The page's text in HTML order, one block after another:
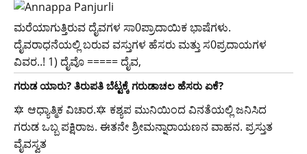
ಮರೆಯಾಗುತ್ತಿರುವ ದೈವಗಳ ಸಾ0ಪ್ರಾದಾಯಿಕ ಭಾಷೆಗಳು.
ದೈವರಾಧನೆಯಲ್ಲಿ ಬರುವ ವಸ್ತುಗಳ ಹೆಸರು ಮತ್ತು ಸ0ಪ್ರದಾಯಗಳ
ವಿವರ..! 1) ದೈವೊ ===== ದೈವ,
ಗರುಡ ಯಾರು? ತಿರುಪತಿ ಬೆಟ್ಟಕ್ಕೆ ಗರುಡಾಚಲ ಹೆಸರು ಏಕೆ?
🔯 ಆಧ್ಯಾತ್ಮಿಕ ವಿಚಾರ.🔯 ಕಶ್ಯಪ ಮುನಿಯಿಂದ ವಿನತೆಯಲ್ಲಿ ಜನಿಸಿದ
ಗರುಡ ಒಬ್ಬ ಪಕ್ಷಿರಾಜ. ಈತನೇ ಶ್ರೀಮನ್ನಾರಾಯಣನ ವಾಹನ. ಪ್ರಸ್ತುತ
ವೈವಸ್ವತ